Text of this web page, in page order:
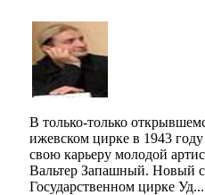
В только-только
ижевском цирке в 1943 году
свою карьеру молодой
Вальтер Запашный. Новый
Государственном цирке Уд...